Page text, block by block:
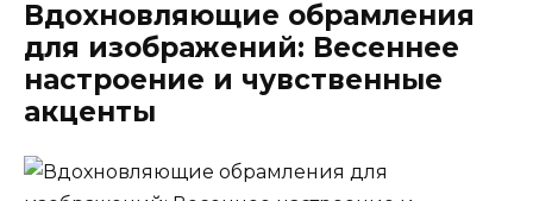
Вдохновляющие обрамления
для изображений: Весеннее
настроение и чувственные
акценты